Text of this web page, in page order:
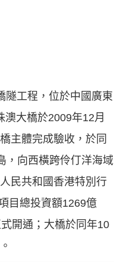
隧工程，位於中國廣東
大橋於2009年12月
主體完成驗收，於同
，向西橫跨伶仃洋海域
民共和國香港特別行
目總投資額1269億
開通；大橋於同年10